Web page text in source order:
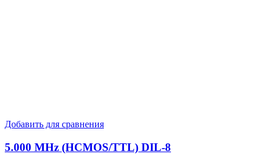
Добавить для сравнения
5.000 MHz (HCMOS/TTL) DIL-8